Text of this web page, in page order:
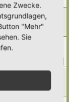
Zwecke.
"Mehr"
Sie